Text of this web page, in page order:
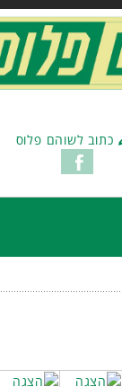
כתוב לשוהם פלוס